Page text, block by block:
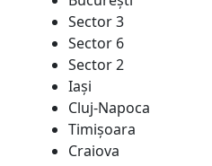
Sector 3
Sector 6
Sector 2
Iaşi
Cluj-Napoca
Timişoara
Craiova